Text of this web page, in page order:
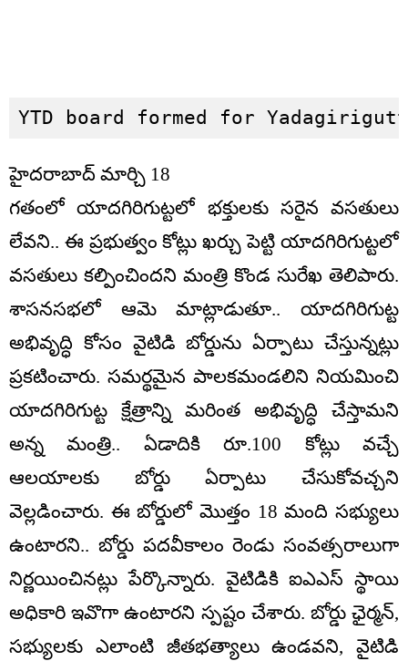
YTD board formed for
హైదరాబాద్ మార్చి 18
గతంలో యాదగిరిగుట్టలో భక్తులకు సరైన వసతులు
లేవని.. ఈ ప్రభుత్వం కోట్లు ఖర్చు పెట్టి యాదగిరిగుట్టలో
వసతులు కల్పించిందని మంత్రి కొండ సురేఖ తెలిపారు.
శాసనసభలో ఆమె మాట్లాడుతూ.. యాదగిరిగుట్ట
అభివృద్ధి కోసం వైటిడి బోర్డును ఏర్పాటు చేస్తున్నట్లు
ప్రకటించారు. సమర్థమైన పాలకమండలిని నియమించి
యాదగిరిగుట్ట క్షేత్రాన్ని మరింత అభివృద్ధి చేస్తామని
అన్న మంత్రి.. ఏడాదికి రూ.100 కోట్లు వచ్చే
ఆలయాలకు బోర్డు ఏర్పాటు చేసుకోవచ్చని
వెల్లడించారు. ఈ బోర్డులో మొత్తం 18 మంది సభ్యులు
ఉంటారని.. బోర్డు పదవీకాలం రెండు సంవత్సరాలుగా
నిర్ణయించినట్లు పేర్కొన్నారు. వైటిడికి ఐఎఎస్ స్థాయి
అధికారి ఇవొగా ఉంటారని స్పష్టం చేశారు. బోర్డు ఛైర్మన్,
సభ్యులకు ఎలాంటి జీతభత్యాలు ఉండవని, వైటిడి